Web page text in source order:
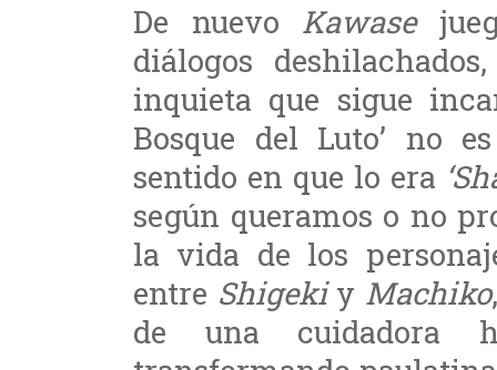
De nuevo Kawase
diálogos
inquieta que sigue
Bosque del Luto’ no
sentido en que lo era
según queramos o no
la vida de los
entre Shigekiy Machiko
de una cuidadora